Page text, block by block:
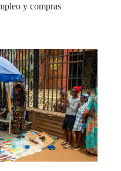
y compras